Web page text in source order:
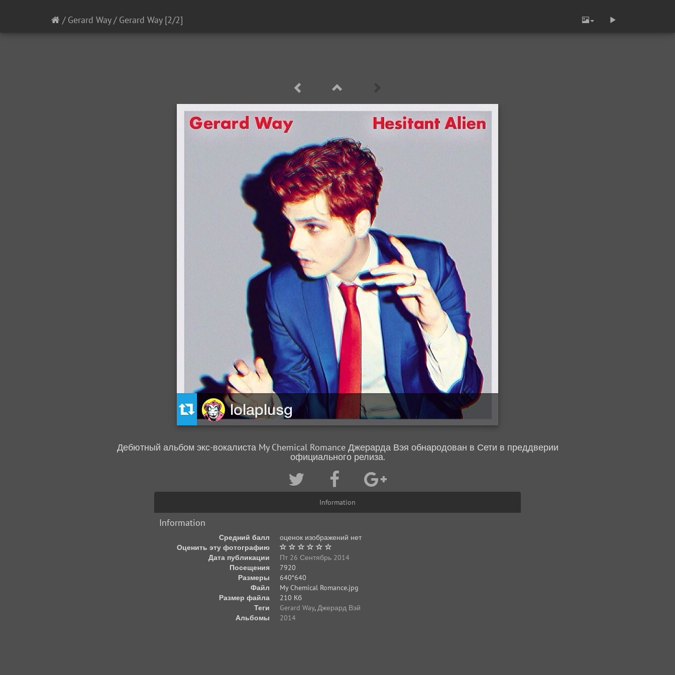
/ Gerard Way/ Gerard Way[2/2]
Дебютный альбом экс-вокалиста My Chemical Romance Джерарда Вэя обнародован в Сети в преддверии
официального релиза.
Information
Information
Средний балл
оценок изображений нет
Оценить эту фотографию
Дата публикации
Пт 26 Сентябрь 2014
Посещения
7920
Размеры
640*640
Файл
My Chemical Romance.jpg
Размер файла
210 Кб
Теги
Gerard Way,Джерард Вэй
Альбомы
2014